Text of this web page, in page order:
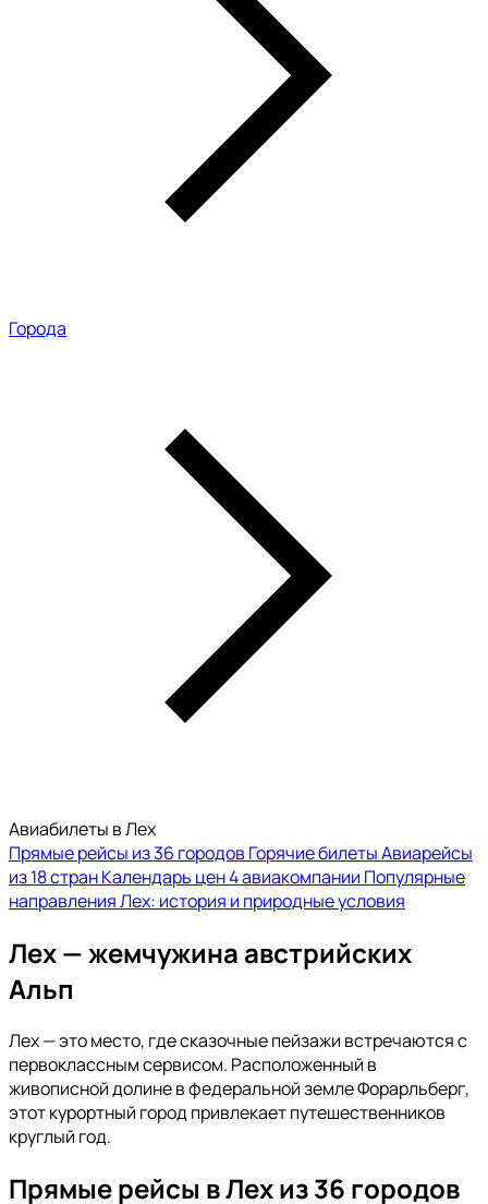
Города
Авиабилеты в Лех
Прямые рейсы из 36 городов Горячие билетыАвиарейсы
из 18 странКалендарь цен4 авиакомпании Популярные
направленияЛех: история и природные условия
Лех — жемчужина австрийских
Альп
Лех — это место, где сказочные пейзажи встречаются с
первоклассным сервисом. Расположенный в
живописной долине в федеральной земле Форарльберг,
этот курортный город привлекает путешественников
круглый год.
Прямые рейсы в Лех из 36 городов